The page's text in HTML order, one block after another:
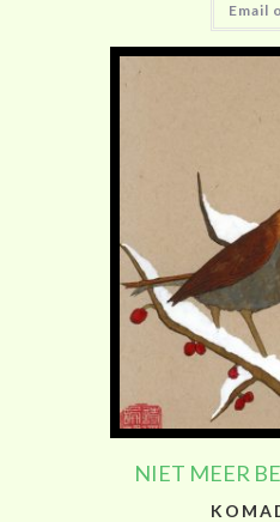
Email
NIET MEER